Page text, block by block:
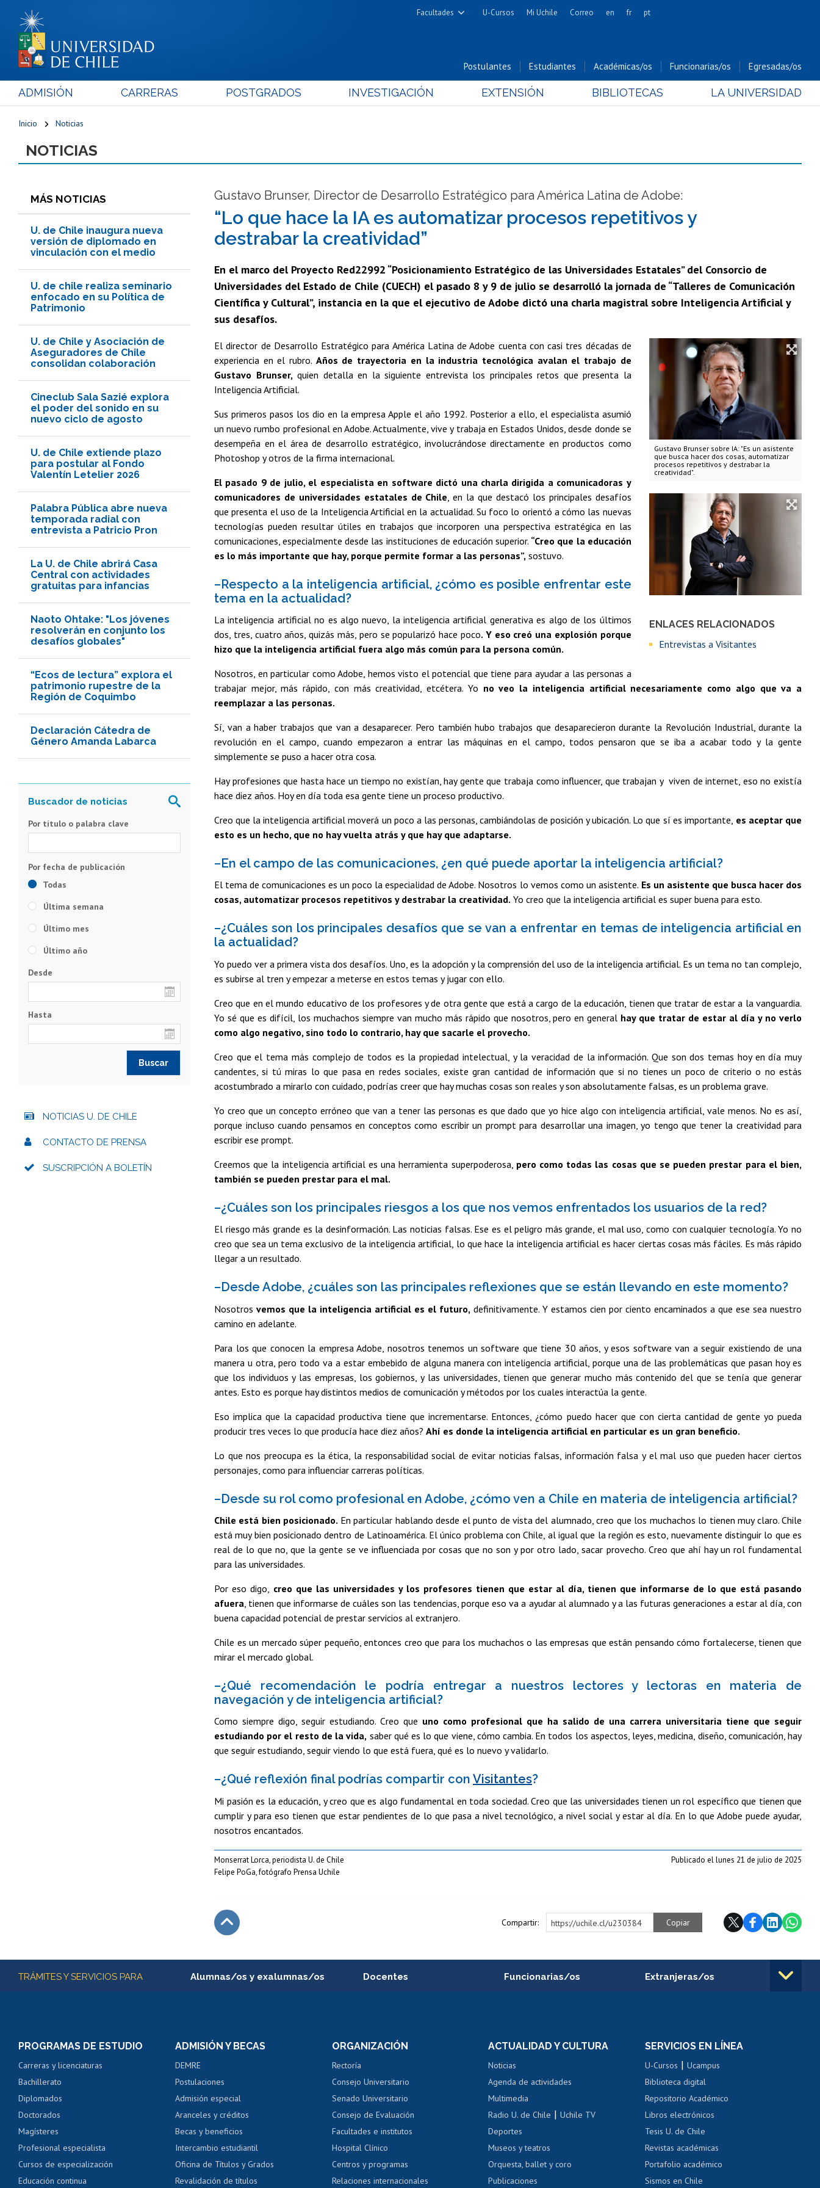
Facultades
Cs. Físicas y Matemáticas
Cs. Forestales y Conservación
Cs. Químicas y Farmacéuticas
Cs. Sociales
Estudios Avanzados en Educación
Estudios Internacionales
Nutrición y Tecnología de
Bachillerato
Hospital Clínico
U-Cursos Mi Uchile Correo en fr pt
Postulantes Estudiantes Académicas/os Funcionarias/os Egresadas/os
ADMISIÓN CARRERAS POSTGRADOS INVESTIGACIÓN EXTENSIÓN BIBLIOTECAS LA UNIVERSIDAD
Inicio Noticias
NOTICIAS
MÁS NOTICIAS
U. de Chile inaugura nueva
versión de diplomado en
vinculación con el medio
U. de chile realiza seminario
enfocado en su Política de
Patrimonio
U. de Chile y Asociación de
Aseguradores de Chile
consolidan colaboración
Cineclub Sala Sazié explora
el poder del sonido en su
nuevo ciclo de agosto
U. de Chile extiende plazo
para postular al Fondo
Valentín Letelier 2026
Palabra Pública abre nueva
temporada radial con
entrevista a Patricio Pron
La U. de Chile abrirá Casa
Central con actividades
gratuitas para infancias
Naoto Ohtake: "Los jóvenes
resolverán en conjunto los
desafíos globales"
“Ecos de lectura” explora el
patrimonio rupestre de la
Región de Coquimbo
Declaración Cátedra de
Género Amanda Labarca
Gustavo Brunser, Director de Desarrollo Estratégico para América Latina de Adobe:
“Lo que hace la IA es automatizar procesos repetitivos y
destrabar la creatividad”
En el marco del Proyecto Red22992 “Posicionamiento Estratégico de las Universidades Estatales” del Consorcio de
Universidades del Estado de Chile (CUECH) el pasado 8 y 9 de julio se desarrolló la jornada de “Talleres de Comunicación
Científica y Cultural”, instancia en la que el ejecutivo de Adobe dictó una charla magistral sobre Inteligencia Artificial y
sus desafíos.
Gustavo Brunser sobre IA: "Es un asistente
que busca hacer dos cosas, automatizar
procesos repetitivos y destrabar la
creatividad".
ENLACES RELACIONADOS
Entrevistas a Visitantes
El director de Desarrollo Estratégico para América Latina de Adobe cuenta con casi tres décadas de
experiencia en el rubro. Años de trayectoria en la industria tecnológica avalan el trabajo de
Gustavo Brunser, quien detalla en la siguiente entrevista los principales retos que presenta la
Inteligencia Artificial.
Sus primeros pasos los dio en la empresa Apple el año 1992. Posterior a ello, el especialista asumió
un nuevo rumbo profesional en Adobe. Actualmente, vive y trabaja en Estados Unidos, desde donde se
desempeña en el área de desarrollo estratégico, involucrándose directamente en productos como
Photoshop y otros de la firma internacional.
El pasado 9 de julio, el especialista en software dictó una charla dirigida a comunicadoras y
comunicadores de universidades estatales de Chile , en la que destacó los principales desafíos
que presenta el uso de la Inteligencia Artificial en la actualidad. Su foco lo orientó a cómo las nuevas
tecnologías pueden resultar útiles en trabajos que incorporen una perspectiva estratégica en las
comunicaciones, especialmente desde las instituciones de educación superior. “Creo que la educación
es lo más importante que hay, porque permite formar a las personas”, sostuvo.
–Respecto a la inteligencia artificial, ¿cómo es posible enfrentar este
tema en la actualidad?
La inteligencia artificial no es algo nuevo, la inteligencia artificial generativa es algo de los últimos
dos, tres, cuatro años, quizás más, pero se popularizó hace poco. Y eso creó una explosión porque
hizo que la inteligencia artificial fuera algo más común para la persona común.
Nosotros, en particular como Adobe, hemos visto el potencial que tiene para ayudar a las personas a
trabajar mejor, más rápido, con más creatividad, etcétera. Yo no veo la inteligencia artificial necesariamente como algo que va a
reemplazar a las personas.
Sí, van a haber trabajos que van a desaparecer. Pero también hubo trabajos que desaparecieron durante la Revolución Industrial, durante la
revolución en el campo, cuando empezaron a entrar las máquinas en el campo, todos pensaron que se iba a acabar todo y la gente
simplemente se puso a hacer otra cosa.
Hay profesiones que hasta hace un tiempo no existían, hay gente que trabaja como influencer, que trabajan y viven de internet, eso no existía
hace diez años. Hoy en día toda esa gente tiene un proceso productivo.
Creo que la inteligencia artificial moverá un poco a las personas, cambiándolas de posición y ubicación. Lo que sí es importante, es aceptar que
esto es un hecho, que no hay vuelta atrás y que hay que adaptarse.
–En el campo de las comunicaciones, ¿en qué puede aportar la inteligencia artificial?
El tema de comunicaciones es un poco la especialidad de Adobe. Nosotros lo vemos como un asistente. Es un asistente que busca hacer dos
cosas, automatizar procesos repetitivos y destrabar la creatividad. Yo creo que la inteligencia artificial es super buena para esto.
–¿Cuáles son los principales desafíos que se van a enfrentar en temas de inteligencia artificial en
la actualidad?
Yo puedo ver a primera vista dos desafíos. Uno, es la adopción y la comprensión del uso de la inteligencia artificial. Es un tema no tan complejo,
es subirse al tren y empezar a meterse en estos temas y jugar con ello.
Creo que en el mundo educativo de los profesores y de otra gente que está a cargo de la educación, tienen que tratar de estar a la vanguardia.
Yo sé que es difícil, los muchachos siempre van mucho más rápido que nosotros, pero en general hay que tratar de estar al día y no verlo
como algo negativo, sino todo lo contrario, hay que sacarle el provecho.
Creo que el tema más complejo de todos es la propiedad intelectual, y la veracidad de la información. Que son dos temas hoy en día muy
candentes, si tú miras lo que pasa en redes sociales, existe gran cantidad de información que si no tienes un poco de criterio o no estás
acostumbrado a mirarlo con cuidado, podrías creer que hay muchas cosas son reales y son absolutamente falsas, es un problema grave.
Yo creo que un concepto erróneo que van a tener las personas es que dado que yo hice algo con inteligencia artificial, vale menos. No es así,
porque incluso cuando pensamos en conceptos como escribir un prompt para desarrollar una imagen, yo tengo que tener la creatividad para
escribir ese prompt.
Creemos que la inteligencia artificial es una herramienta superpoderosa, pero como todas las cosas que se pueden prestar para el bien,
también se pueden prestar para el mal.
–¿Cuáles son los principales riesgos a los que nos vemos enfrentados los usuarios de la red?
El riesgo más grande es la desinformación. Las noticias falsas. Ese es el peligro más grande, el mal uso, como con cualquier tecnología. Yo no
creo que sea un tema exclusivo de la inteligencia artificial, lo que hace la inteligencia artificial es hacer ciertas cosas más fáciles. Es más rápido
llegar a un resultado.
–Desde Adobe, ¿cuáles son las principales reflexiones que se están llevando en este momento?
Nosotros vemos que la inteligencia artificial es el futuro, definitivamente. Y estamos cien por ciento encaminados a que ese sea nuestro
camino en adelante.
Para los que conocen la empresa Adobe, nosotros tenemos un software que tiene 30 años, y esos software van a seguir existiendo de una
manera u otra, pero todo va a estar embebido de alguna manera con inteligencia artificial, porque una de las problemáticas que pasan hoy es
que los individuos y las empresas, los gobiernos, y las universidades, tienen que generar mucho más contenido del que se tenía que generar
antes. Esto es porque hay distintos medios de comunicación y métodos por los cuales interactúa la gente.
Eso implica que la capacidad productiva tiene que incrementarse. Entonces, ¿cómo puedo hacer que con cierta cantidad de gente yo pueda
producir tres veces lo que producía hace diez años? Ahí es donde la inteligencia artificial en particular es un gran beneficio.
Lo que nos preocupa es la ética, la responsabilidad social de evitar noticias falsas, información falsa y el mal uso que pueden hacer ciertos
personajes, como para influenciar carreras políticas.
–Desde su rol como profesional en Adobe, ¿cómo ven a Chile en materia de inteligencia artificial?
Chile está bien posicionado. En particular hablando desde el punto de vista del alumnado, creo que los muchachos lo tienen muy claro. Chile
está muy bien posicionado dentro de Latinoamérica. El único problema con Chile, al igual que la región es esto, nuevamente distinguir lo que es
real de lo que no, que la gente se ve influenciada por cosas que no son y por otro lado, sacar provecho. Creo que ahí hay un rol fundamental
para las universidades.
Por eso digo, creo que las universidades y los profesores tienen que estar al día, tienen que informarse de lo que está pasando
afuera, tienen que informarse de cuáles son las tendencias, porque eso va a ayudar al alumnado y a las futuras generaciones a estar al día, con
buena capacidad potencial de prestar servicios al extranjero.
Chile es un mercado súper pequeño, entonces creo que para los muchachos o las empresas que están pensando cómo fortalecerse, tienen que
mirar el mercado global.
–¿Qué recomendación le podría entregar a nuestros lectores y lectoras en materia de
navegación y de inteligencia artificial?
Como siempre digo, seguir estudiando. Creo que uno como profesional que ha salido de una carrera universitaria tiene que seguir
estudiando por el resto de la vida, saber qué es lo que viene, cómo cambia. En todos los aspectos, leyes, medicina, diseño, comunicación, hay
que seguir estudiando, seguir viendo lo que está fuera, qué es lo nuevo y validarlo.
–¿Qué reflexión final podrías compartir con Visitantes?
Mi pasión es la educación, y creo que es algo fundamental en toda sociedad. Creo que las universidades tienen un rol específico que tienen que
cumplir y para eso tienen que estar pendientes de lo que pasa a nivel tecnológico, a nivel social y estar al día. En lo que Adobe puede ayudar,
nosotros encantados.
Monserrat Lorca, periodista U. de Chile
Felipe PoGa, fotógrafo Prensa Uchile
Publicado el lunes 21 de julio de 2025
Compartir: https://uchile.cl/u230384 Copiar
Por título o palabra clave
Todas
Última semana
Último mes
Último año
Desde
Hasta
NOTICIAS U. DE CHILE
CONTACTO DE PRENSA
SUSCRIPCIÓN A BOLETÍN
Más información
TRÁMITES Y SERVICIOS PARA Alumnas/os y exalumnas/os
Consulta y certificado de notas
Servicio médico y dental
Pago de arancel y crédito alumnos
Pago de arancel y crédito exalumnos
Certificado de títulos y grados
Docentes
Perfeccionamiento
Evaluación docente
Calificación académica
Postulación al AUCAI
Funcionarias/os
Portal de movilidad interna
Certificado de renta
Certificado de renta
Gestión de correo uchile
Extranjeras/os
Movilidad Estudiantil
Cursos de español
Acoso laboral, sexual y violencia
PROGRAMAS DE ESTUDIO
Carreras y licenciaturas
Bachillerato
Diplomados
Doctorados
Magísteres
Profesional especialista
Cursos de especialización
Educación continua
ADMISIÓN Y BECAS
DEMRE
Postulaciones
Admisión especial
Aranceles y créditos
Becas y beneficios
Intercambio estudiantil
Oficina de Títulos y Grados
Revalidación de títulos
ORGANIZACIÓN
Rectoría
Consejo Universitario
Senado Universitario
Consejo de Evaluación
Facultades e institutos
Hospital Clínico
Centros y programas
Relaciones internacionales
ACTUALIDAD Y CULTURA
Noticias
Agenda de actividades
Multimedia
Radio U. de Chile |Uchile TV
Deportes
Museos y teatros
Orquesta, ballet y coro
Publicaciones
SERVICIOS EN LÍNEA
U-Cursos |Ucampus
Biblioteca digital
Repositorio Académico
Libros electrónicos
Tesis U. de Chile
Revistas académicas
Portafolio académico
Sismos en Chile